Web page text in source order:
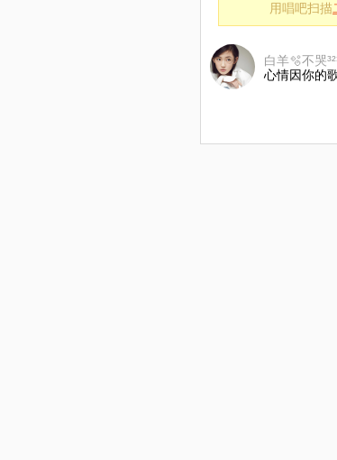
用唱吧扫描
白羊🫧不哭
心情因你的